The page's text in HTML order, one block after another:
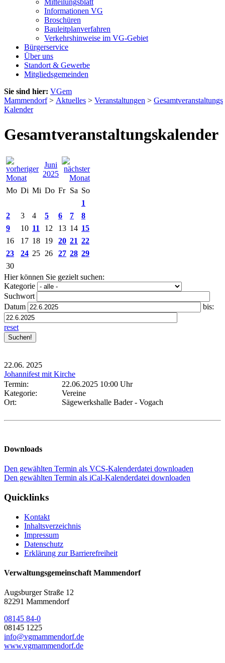
Mitteilungsblatt
Informationen VG
Broschüren
Bauleitplanverfahren
Verkehrshinweise im VG-Gebiet
Bürgerservice
Über uns
Standort & Gewerbe
Mitgliedsgemeinden
Sie sind hier: VGem
Mammendorf> Aktuelles > Veranstaltungen > Gesamtveranstaltungs
Kalender
Gesamtveranstaltungskalender
Juni
2025
Mo Di Mi Do Fr Sa So
1
2
3 4 5 6 7
8
9
10 11 12 13 14 15
16
17 18 19 20 21 22
23
24 25 26 27 28 29
30
Hier können Sie gezielt suchen:
Kategorie
Suchwort
Datum
bis:
reset
22.06. 2025
Johannifest mit Kirche
Termin:
22.06.2025 10:00 Uhr
Kategorie:
Vereine
Ort:
Sägewerkshalle Bader - Vogach
Downloads
Den gewählten Termin als VCS-Kalenderdatei downloaden
Den gewählten Termin als iCal-Kalenderdatei downloaden
Quicklinks
Kontakt
Inhaltsverzeichnis
Impressum
Datenschutz
Erklärung zur Barrierefreiheit
Verwaltungsgemeinschaft Mammendorf
Augsburger Straße 12
82291 Mammendorf
08145 84-0
08145 1225
info@vgmammendorf.de
www.vgmammendorf.de